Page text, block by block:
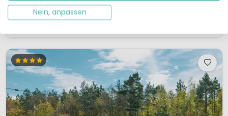
Wasser. Aber auch an Land gibt es viel zu tun und zu ge...
Nein, anpassen